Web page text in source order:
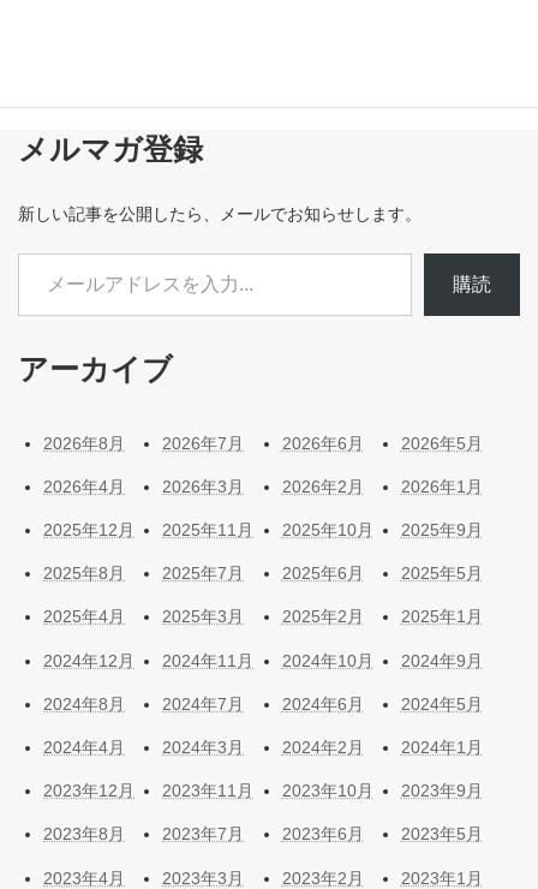
メルマガ登録
新しい記事を公開したら、メールでお知らせします。
メールアドレスを入力...
購読
アーカイブ
2026年8月 2026年7月 2026年6月 2026年5月
2026年4月 2026年3月 2026年2月 2026年1月
2025年12月 2025年11月 2025年10月 2025年9月
2025年8月 2025年7月 2025年6月 2025年5月
2025年4月 2025年3月 2025年2月 2025年1月
2024年12月 2024年11月 2024年10月 2024年9月
2024年8月 2024年7月 2024年6月 2024年5月
2024年4月 2024年3月 2024年2月 2024年1月
2023年12月 2023年11月 2023年10月 2023年9月
2023年8月 2023年7月 2023年6月 2023年5月
2023年4月 2023年3月 2023年2月 2023年1月